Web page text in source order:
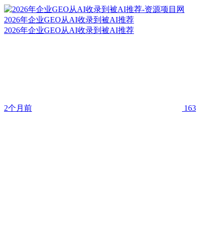
2026年企业GEO从AI收录到被AI推荐
2026年企业GEO从AI收录到被AI推荐
2个月前 163